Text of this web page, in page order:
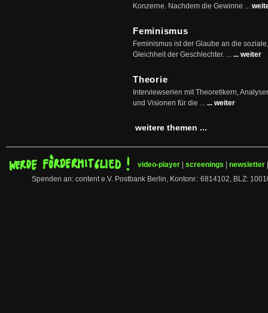
Konzerne. Nachdem die Gewinne ...
Feminismus
Feminismus ist der Glaube an die
Gleichheit der Geschlechter. ... ... weiter
Theorie
Interviewserien mit Theoretikern,
und Visionen für die ... ... weiter
weitere themen ...
video-player screenings newsletter
Spenden an: content e.V. Postbank Berlin, Kontonr.: 6814102, BLZ: